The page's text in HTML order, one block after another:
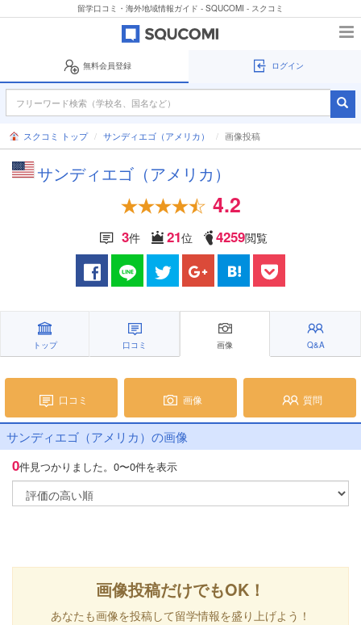
留学口コミ・海外地域情報ガイド - SQUCOMI - スクコミ
無料会員登録 ログイン
スクコミ トップ サンディエゴ（アメリカ） 画像投稿
サンディエゴ（アメリカ）
4.2
3件 21位 4259閲覧
トップ 口コミ 画像 Q&A
口コミ 画像 質問
サンディエゴ（アメリカ）の画像
0件見つかりました。 0〜0件を表示
画像投稿だけでもOK！
あなたも画像を投稿して留学情報を盛り上げよう！